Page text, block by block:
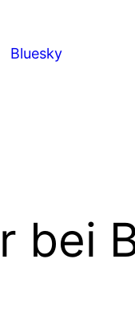
Bluesky
bei